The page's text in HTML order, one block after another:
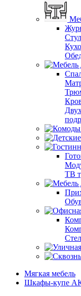
ТВ
Мягкая мебель
Шкафы-купе